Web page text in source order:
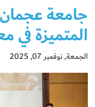
جامعة عجمان
المتميزة في
الجمعة, نوفمبر 07, 2025